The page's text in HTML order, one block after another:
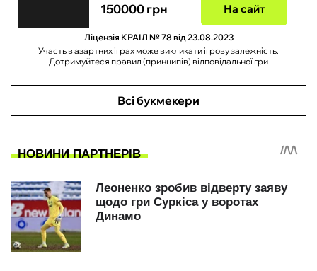
150000 грн На сайт
Ліцензія КРАІЛ № 78 від 23.08.2023
Участь в азартних іграх може викликати ігрову залежність.
Дотримуйтеся правил (принципів) відповідальної гри
Всі букмекери